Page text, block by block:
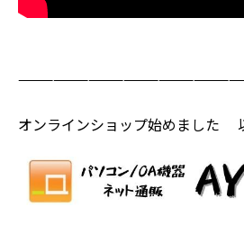
オンラインショップ始めました